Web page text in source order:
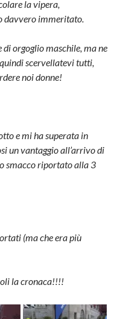
la vipera,
davvero immeritato.
di orgoglio maschile, ma ne
scervellatevi tutti,
noi donne!
e mi ha superata in
un vantaggio all’arrivo di
smacco riportato alla 3
(ma che era più
la cronaca!!!!